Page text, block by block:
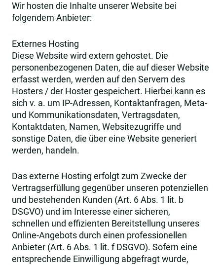
Wir hosten die Inhalte unserer Website bei
folgendem Anbieter:
Externes Hosting
Diese Website wird extern gehostet. Die
personenbezogenen Daten, die auf dieser Website
erfasst werden, werden auf den Servern des
Hosters / der Hoster gespeichert. Hierbei kann es
sich v. a. um IP-Adressen, Kontaktanfragen, Meta-
und Kommunikationsdaten, Vertragsdaten,
Kontaktdaten, Namen, Websitezugriffe und
sonstige Daten, die über eine Website generiert
werden, handeln.
Das externe Hosting erfolgt zum Zwecke der
Vertragserfüllung gegenüber unseren potenziellen
und bestehenden Kunden (Art. 6 Abs. 1 lit. b
DSGVO) und im Interesse einer sicheren,
schnellen und effizienten Bereitstellung unseres
Online-Angebots durch einen professionellen
Anbieter (Art. 6 Abs. 1 lit. f DSGVO). Sofern eine
entsprechende Einwilligung abgefragt wurde,